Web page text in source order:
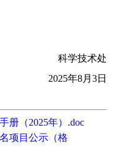
科学技术处
2025年8月 3日
册（2025年）.doc
项目公示（格